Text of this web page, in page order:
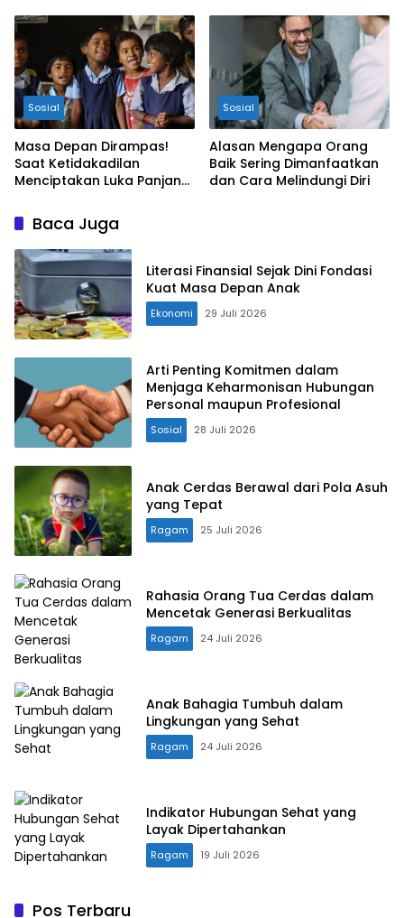
Sosial
Masa Depan Dirampas!
Saat Ketidakadilan
Menciptakan Luka Panjang
Sosial
Alasan Mengapa Orang
Baik Sering Dimanfaatkan
dan Cara Melindungi Diri
Baca Juga
Literasi Finansial Sejak Dini Fondasi
Kuat Masa Depan Anak
Ekonomi 29 Juli 2026
Arti Penting Komitmen dalam
Menjaga Keharmonisan Hubungan
Personal maupun Profesional
Sosial 28 Juli 2026
Anak Cerdas Berawal dari Pola Asuh
yang Tepat
Ragam 25 Juli 2026
Rahasia Orang Tua Cerdas dalam
Mencetak Generasi Berkualitas
Ragam 24 Juli 2026
Anak Bahagia Tumbuh dalam
Lingkungan yang Sehat
Ragam 24 Juli 2026
Indikator Hubungan Sehat yang
Layak Dipertahankan
Ragam 19 Juli 2026
Pos Terbaru